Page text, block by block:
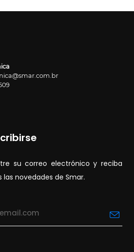
su correo electrónico y reciba
las novedades de Smar.